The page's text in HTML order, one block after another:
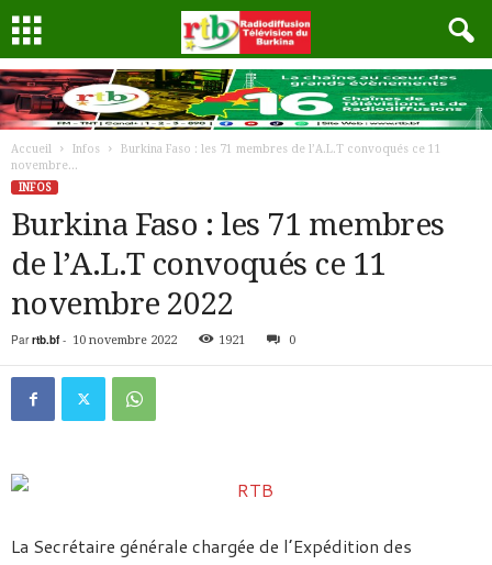
Accueil Infos
Burkina Faso : les 71 membres de l’A.L.T convoqués ce 11
novembre...
INFOS
Burkina Faso : les 71 membres
de l’A.L.T convoqués ce 11
novembre 2022
Par rtb.bf- 10 novembre 2022 1921 0
La Secrétaire générale chargée de l’Expédition des